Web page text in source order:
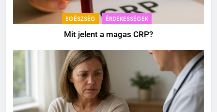
EGÉSZSÉG ÉRDEKESSÉGEK
Mit jelent a magas CRP?